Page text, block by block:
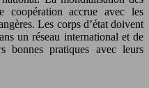
coopération accrue avec les
Les corps d’état doivent
un réseau international et de
bonnes pratiques avec leurs